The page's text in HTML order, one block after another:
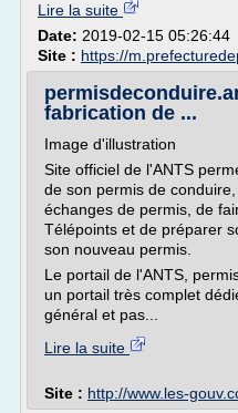
Lire la suite
Date: 2019-02-15 05:26:44
Site : https://
fabrication de ...
Image d'illustration
Site officiel de l'ANTS
de son permis de
échanges de permis, de
Télépoints et de préparer
son nouveau permis.
Le portail de l'ANTS,
un portail très complet
général et pas...
Lire la suite
Site : http://www.les-